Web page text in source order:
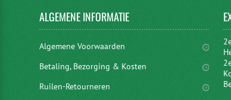
ALGEMENEINFORMATIE
Algemene Voorwaarden
Betaling, Bezorging & Kosten
Ruilen-Retourneren